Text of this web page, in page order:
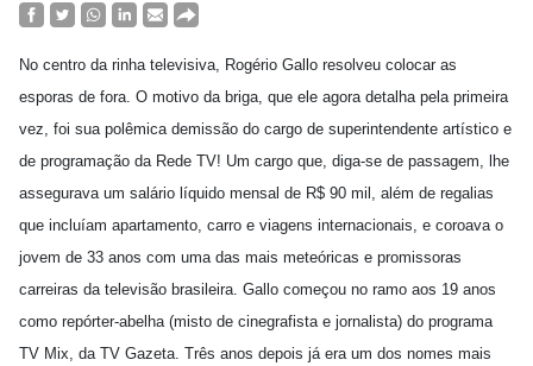
No centro da rinha televisiva, Rogério Gallo resolveu colocar as
esporas de fora. O motivo da briga, que ele agora detalha pela primeira
vez, foi sua polêmica demissão do cargo de superintendente artístico e
de programação da Rede TV! Um cargo que, diga-se de passagem, lhe
assegurava um salário líquido mensal de R$ 90 mil, além de regalias
que incluíam apartamento, carro e viagens internacionais, e coroava o
jovem de 33 anos com uma das mais meteóricas e promissoras
carreiras da televisão brasileira. Gallo começou no ramo aos 19 anos
como repórter-abelha (misto de cinegrafista e jornalista) do programa
TV Mix, da TV Gazeta. Três anos depois já era um dos nomes mais